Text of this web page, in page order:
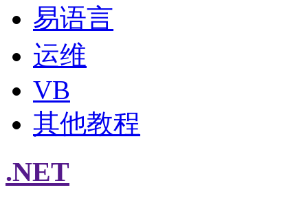
易语言
运维
VB
其他教程
.NET